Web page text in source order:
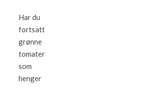
Har du
fortsatt
grønne
tomater
som
henger